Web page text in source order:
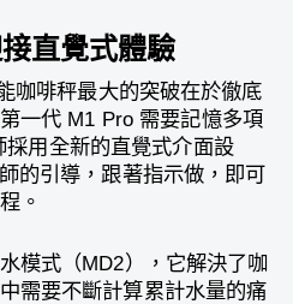
直覺式體驗
咖啡秤最大的突破在於徹底
一代 M1 Pro 需要記憶多項
用全新的直覺式介面設
的引導，跟著指示做，即可
。
模式（MD2），它解決了咖
需要不斷計算累計水量的痛